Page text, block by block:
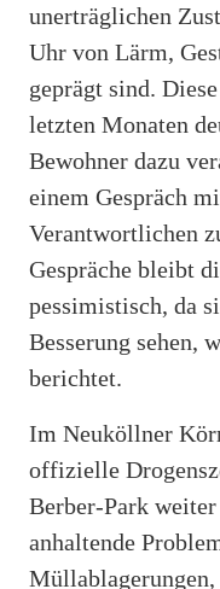
unerträglichen
Uhr von Lärm,
geprägt sind.
letzten Monaten
Bewohner dazu
einem Gespräch
Verantwortlichen
Gespräche bleibt
pessimistisch, da
Besserung sehen,
berichtet.
Im Neuköllner
offizielle
Berber-Park
anhaltende